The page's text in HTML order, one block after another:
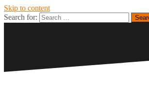
Skip to content
Search for: